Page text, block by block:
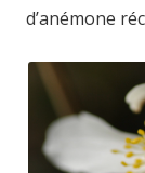
d’anémone